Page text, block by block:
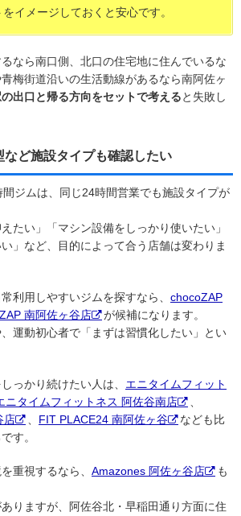
イメージしておくと安心です。
なら南口側、北口の住宅地に住んでいるな
梅街道沿いの生活動線があるなら南阿佐ヶ
出口と帰る方向をセットで考えると失敗し
など施設タイプも確認したい
ジムは、同じ24時間営業でも施設タイプが
たい」「マシン設備をしっかり使いたい」
い」など、目的によって合う店舗は変わりま
利用しやすいジムを探すなら、 chocoZAP
南阿佐ヶ谷店
が候補になります。
運動初心者で「まずは習慣化したい」とい
っかり続けたい人は、 エニタイムフィット
ニタイムフィットネス 阿佐谷南店
店
FIT PLACE24 南阿佐ヶ谷
なども比
す。
重視するなら、 Amazones 阿佐ヶ谷店
も
りますが、阿佐谷北・早稲田通り方面に住